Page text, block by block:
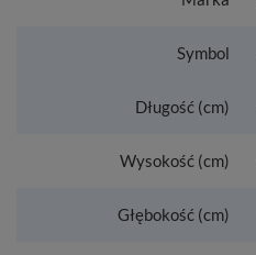
Symbol
Długość (cm)
Wysokość (cm)
Głębokość (cm)